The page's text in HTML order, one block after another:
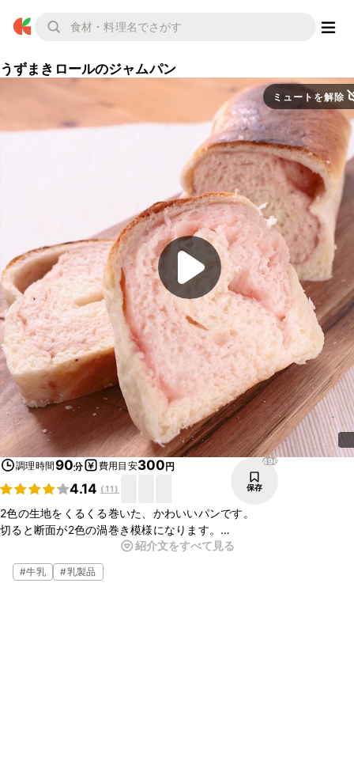
うずまきロールのジャムパン
ミュートを解除
調理時間90分 費用目安300円
4.14 (11)
496
保存
2色の生地をくるくる巻いた、かわいいパンです。
切ると断面が2色の渦巻き模様になります。
練乳と牛乳を使っているので、ミルキーでやさしい味に仕上がりま
す。
今回はいちごジャムを使いましたが、使うジャムによって色が変わる
紹介文をすべて見る
#牛乳 #乳製品